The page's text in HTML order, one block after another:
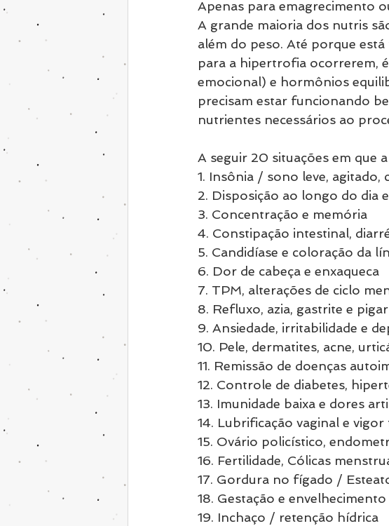
Apenas para emagrecimento
A grande maioria dos nutris
além do peso. Até porque
para a hipertrofia ocorrerem,
emocional) e hormônios
precisam estar funcionando
nutrientes necessários ao
A seguir 20 situações em que
1. Insônia / sono leve, agitado,
2. Disposição ao longo do dia
3. Concentração e memória
4. Constipação intestinal,
5. Candidíase e coloração da
6. Dor de cabeça e enxaqueca
7. TPM, alterações de ciclo
8. Refluxo, azia, gastrite e
9. Ansiedade, irritabilidade e
10. Pele, dermatites, acne,
11. Remissão de doenças
12. Controle de diabetes,
13. Imunidade baixa e dores
14. Lubrificação vaginal e vigor
15. Ovário policístico,
16. Fertilidade, Cólicas
17. Gordura no fígado /
18. Gestação e envelhecimento
19. Inchaço / retenção hídrica